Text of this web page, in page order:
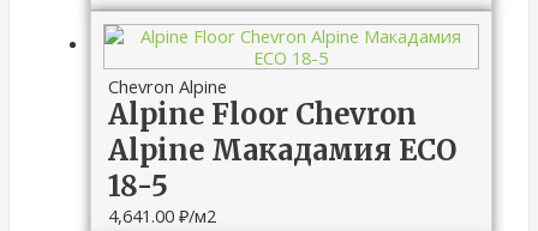
Chevron Alpine
Alpine Floor Chevron
Alpine Макадамия ECO
18-5
4,641.00 ₽/м2